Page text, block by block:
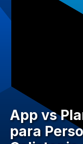
App vs
para